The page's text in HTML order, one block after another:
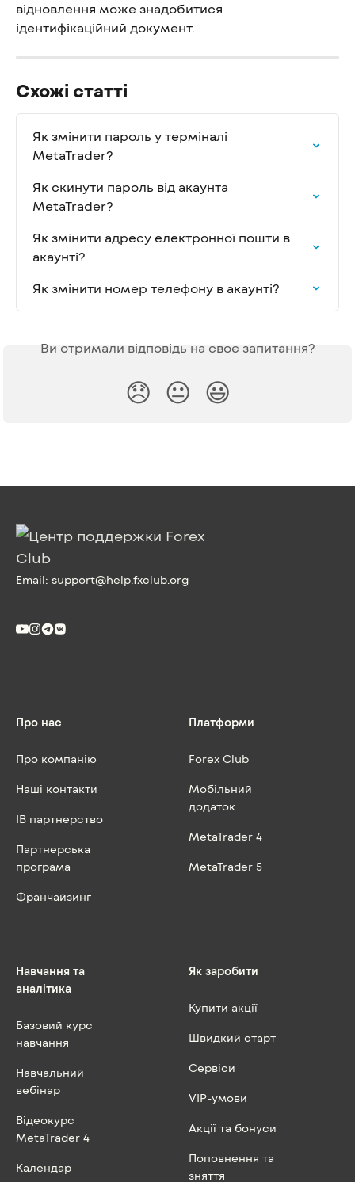
відновлення може знадобитися
ідентифікаційний документ.
Схожі статті
Як змінити пароль у терміналі
MetaTrader?
Як скинути пароль від акаунта
MetaTrader?
Як змінити адресу електронної пошти в
акаунті?
Як змінити номер телефону в акаунті?
Ви отримали відповідь на своє запитання?
😞 😐 😃
Email: support@help.fxclub.org
Про нас
Про компанію
Наші контакти
IB партнерство
Партнерська
програма
Франчайзинг
Платформи
Forex Club
Мобільний
додаток
MetaTrader 4
MetaTrader 5
Навчання та
аналітика
Базовий курс
навчання
Навчальний
вебінар
Відеокурс
MetaTrader 4
Календар
Як заробити
Купити акції
Швидкий старт
Сервіси
VIP-умови
Акції та бонуси
Поповнення та
зняття